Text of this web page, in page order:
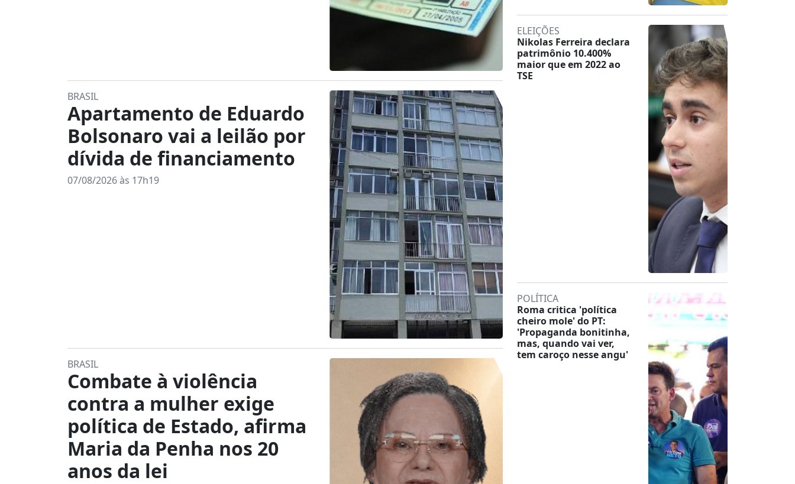
BRASIL
Apartamento de Eduardo
Bolsonaro vai a leilão por
dívida de financiamento
07/08/2026 às 17h19
BRASIL
Combate à violência
contra a mulher exige
política de Estado, afirma
Maria da Penha nos 20
anos da lei
ELEIÇÕES
Nikolas Ferreira declara
patrimônio 10.400%
maior que em 2022 ao
TSE
POLÍTICA
Roma critica 'política
cheiro mole' do PT:
'Propaganda bonitinha,
mas, quando vai ver,
tem caroço nesse angu'